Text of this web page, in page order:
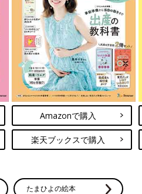
Amazonで購入
楽天ブックスで購入
たまひよの絵本